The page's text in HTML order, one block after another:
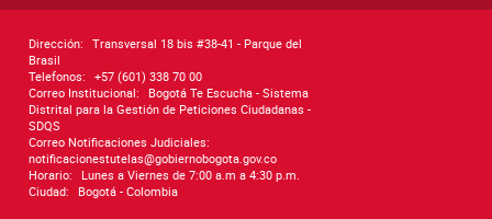
Dirección: Transversal 18 bis #38-41 - Parque del
Brasil
Telefonos: +57 (601) 338 70 00
Correo Institucional:
Bogotá Te Escucha - Sistema
Distrital para la Gestión de Peticiones Ciudadanas -
SDQS
Correo Notificaciones Judiciales:
notificacionestutelas@gobiernobogota.gov.co
Horario:
Lunes a Viernes de 7:00 a.m a 4:30 p.m.
Ciudad:
Bogotá - Colombia